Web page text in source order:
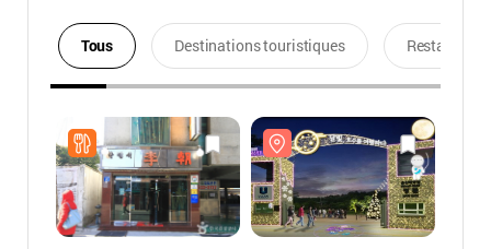
Tous Destinations touristiques Restaurants